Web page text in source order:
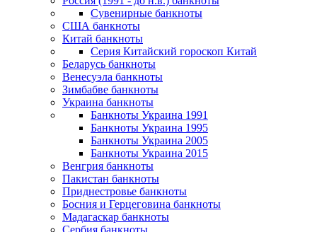
Сувенирные банкноты
США банкноты
Китай банкноты
Серия Китайский гороскоп Китай
Беларусь банкноты
Венесуэла банкноты
Зимбабве банкноты
Украина банкноты
Банкноты Украина 1991
Банкноты Украина 1995
Банкноты Украина 2005
Банкноты Украина 2015
Венгрия банкноты
Пакистан банкноты
Приднестровье банкноты
Босния и Герцеговина банкноты
Мадагаскар банкноты
Сербия банкноты